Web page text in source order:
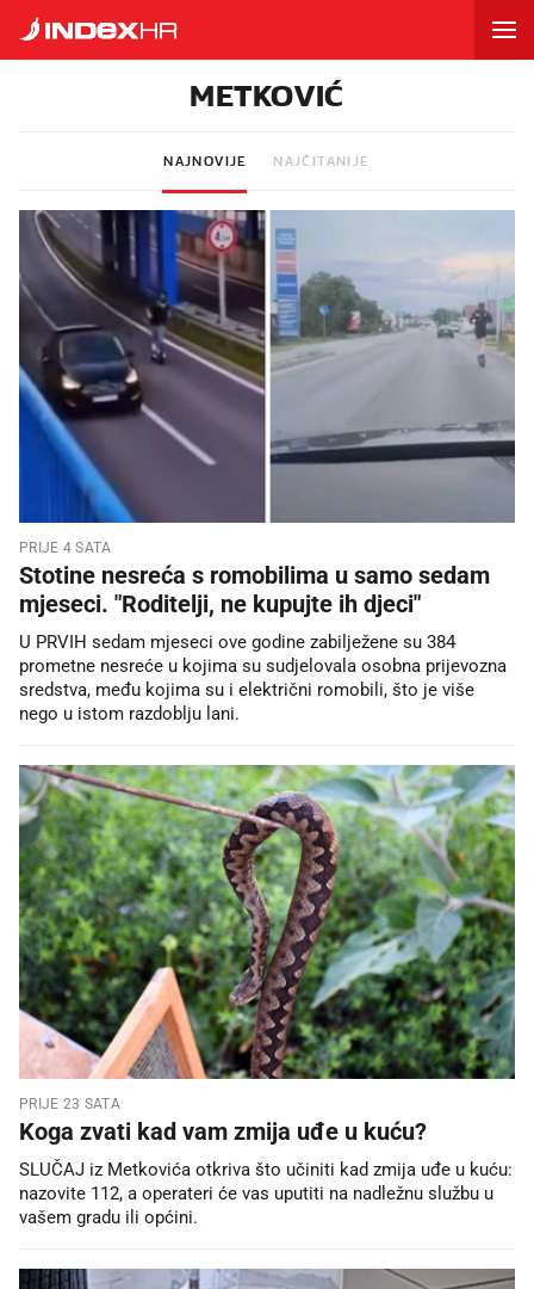
METKOVIĆ
NAJNOVIJE NAJČITANIJE
PRIJE 4 SATA
Stotine nesreća s romobilima u samo sedam
mjeseci. "Roditelji, ne kupujte ih djeci"
U PRVIH sedam mjeseci ove godine zabilježene su 384
prometne nesreće u kojima su sudjelovala osobna prijevozna
sredstva, među kojima su i električni romobili, što je više
nego u istom razdoblju lani.
PRIJE 23 SATA
Koga zvati kad vam zmija uđe u kuću?
SLUČAJ iz Metkovića otkriva što učiniti kad zmija uđe u kuću:
nazovite 112, a operateri će vas uputiti na nadležnu službu u
vašem gradu ili općini.